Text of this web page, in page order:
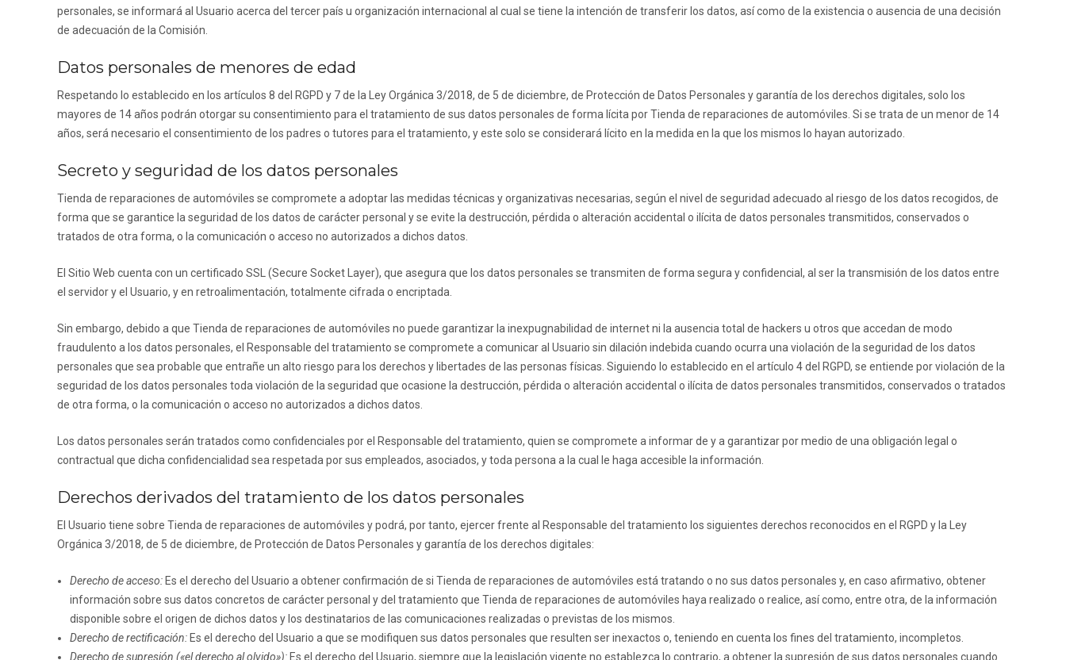
personales, se informará al Usuario acerca del tercer país u organización internacional al cual se tiene la intención de transferir los datos, así como de la existencia o ausencia de una decisión
de adecuación de la Comisión.
Datos personales de menores de edad
Respetando lo establecido en los artículos 8 del RGPD y 7 de la Ley Orgánica 3/2018, de 5 de diciembre, de Protección de Datos Personales y garantía de los derechos digitales, solo los
mayores de 14 años podrán otorgar su consentimiento para el tratamiento de sus datos personales de forma lícita porTienda de reparaciones de automóviles . Si se trata de un menor de 14
años, será necesario el consentimiento de los padres o tutores para el tratamiento, y este solo se considerará lícito en la medida en la que los mismos lo hayan autorizado.
Secreto y seguridad de los datos personales
Tienda de reparaciones de automóviles se compromete a adoptar las medidas técnicas y organizativas necesarias, según el nivel de seguridad adecuado al riesgo de los datos recogidos, de
forma que se garantice la seguridad de los datos de carácter personal y se evite la destrucción, pérdida o alteración accidental o ilícita de datos personales transmitidos, conservados o
tratados de otra forma, o la comunicación o acceso no autorizados a dichos datos.
El Sitio Web cuenta con un certificado SSL (Secure Socket Layer), que asegura que los datos personales se transmiten de forma segura y confidencial, al ser la transmisión de los datos entre
el servidor y el Usuario, y en retroalimentación, totalmente cifrada o encriptada.
Sin embargo, debido a que Tienda de reparaciones de automóviles no puede garantizar la inexpugnabilidad de internet ni la ausencia total de hackers u otros que accedan de modo
fraudulento a los datos personales, el Responsable del tratamiento se compromete a comunicar al Usuario sin dilación indebida cuando ocurra una violación de la seguridad de los datos
personales que sea probable que entrañe un alto riesgo para los derechos y libertades de las personas físicas. Siguiendo lo establecido en el artículo 4 del RGPD, se entiende por violación de la
seguridad de los datos personales toda violación de la seguridad que ocasione la destrucción, pérdida o alteración accidental o ilícita de datos personales transmitidos, conservados o tratados
de otra forma, o la comunicación o acceso no autorizados a dichos datos.
Los datos personales serán tratados como confidenciales por el Responsable del tratamiento, quien se compromete a informar de y a garantizar por medio de una obligación legal o
contractual que dicha confidencialidad sea respetada por sus empleados, asociados, y toda persona a la cual le haga accesible la información.
Derechos derivados del tratamiento de los datos personales
El Usuario tiene sobre Tienda de reparaciones de automóviles y podrá, por tanto, ejercer frente al Responsable del tratamiento los siguientes derechos reconocidos en el RGPD y la Ley
Orgánica 3/2018, de 5 de diciembre, de Protección de Datos Personales y garantía de los derechos digitales:
Derecho de acceso: Es el derecho del Usuario a obtener confirmación de si Tienda de reparaciones de automóviles está tratando o no sus datos personales y, en caso afirmativo, obtener
información sobre sus datos concretos de carácter personal y del tratamiento que Tienda de reparaciones de automóviles haya realizado o realice, así como, entre otra, de la información
disponible sobre el origen de dichos datos y los destinatarios de las comunicaciones realizadas o previstas de los mismos.
Derecho de rectificación: Es el derecho del Usuario a que se modifiquen sus datos personales que resulten ser inexactos o, teniendo en cuenta los fines del tratamiento, incompletos.
Derecho de supresión («el derecho al olvido»): Es el derecho del Usuario, siempre que la legislación vigente no establezca lo contrario, a obtener la supresión de sus datos personales cuando